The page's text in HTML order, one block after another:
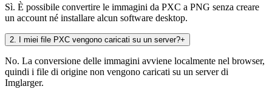
Sì. È possibile convertire le immagini da PXC a PNG senza creare
un account né installare alcun software desktop.
2. I miei file PXC vengono caricati su un server?+
No. La conversione delle immagini avviene localmente nel browser,
quindi i file di origine non vengono caricati su un server di
Imglarger.